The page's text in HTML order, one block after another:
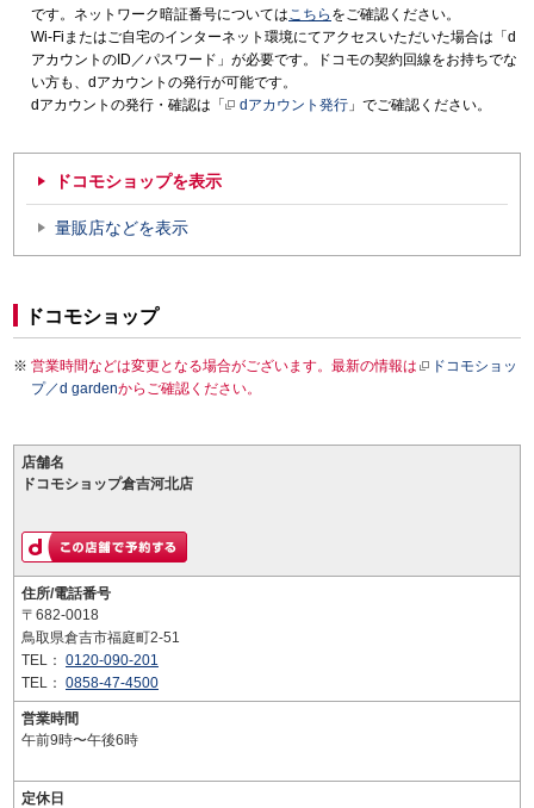
です。ネットワーク暗証番号についてはこちら をご確認ください。
Wi-Fiまたはご自宅のインターネット環境にてアクセスいただいた場合は「d
アカウントのID／パスワード」が必要です。ドコモの契約回線をお持ちでな
い方も、dアカウントの発行が可能です。
dアカウントの発行・確認は「
dアカウント発行 」でご確認ください。
ドコモショップを表示
量販店などを表示
ドコモショップ
営業時間などは変更となる場合がございます。最新の情報は
ドコモショッ
プ／d gardenからご確認ください。
店舗名
ドコモショップ倉吉河北店
住所/電話番号
〒682-0018
鳥取県倉吉市福庭町2-51
TEL： 0120-090-201
TEL： 0858-47-4500
営業時間
午前9時〜午後6時
定休日